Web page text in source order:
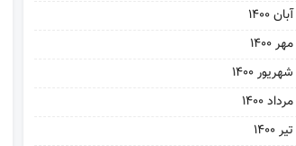
آبان ۱۴۰۰
مهر ۱۴۰۰
شهریور ۱۴۰۰
مرداد ۱۴۰۰
تیر ۱۴۰۰